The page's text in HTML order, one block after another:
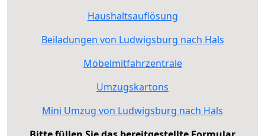
Haushaltsauflösung
Beiladungen von Ludwigsburg nach Hals
Möbelmitfahrzentrale
Umzugskartons
Mini Umzug von Ludwigsburg nach Hals